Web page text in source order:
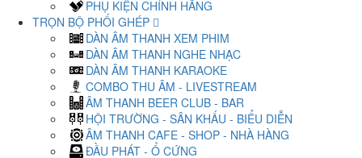
PHỤ KIỆN CHÍNH HÃNG
TRỌN BỘ PHỐI GHÉP
DÀN ÂM THANH XEM PHIM
DÀN ÂM THANH NGHE NHẠC
DÀN ÂM THANH KARAOKE
COMBO THU ÂM - LIVESTREAM
ÂM THANH BEER CLUB - BAR
HỘI TRƯỜNG - SÂN KHẤU - BIỂU DIỄN
ÂM THANH CAFE - SHOP - NHÀ HÀNG
ĐẦU PHÁT - Ổ CỨNG